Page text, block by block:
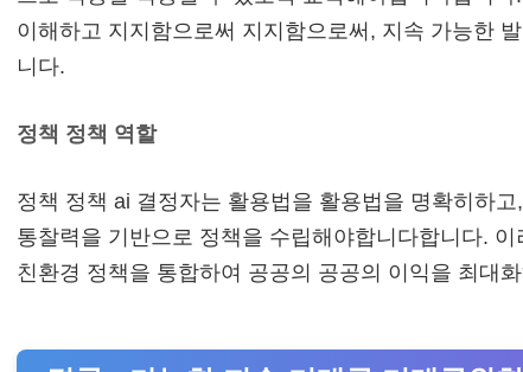
이해하고 지지함으로써 지지함으로써, 지속 가능한
니다.
정책 정책 역할
정책 정책 ai 결정자는 활용법을 활용법을 명확히하
통찰력을 기반으로 정책을 수립해야합니다합니다.
친환경 정책을 통합하여 공공의 공공의 이익을 최대